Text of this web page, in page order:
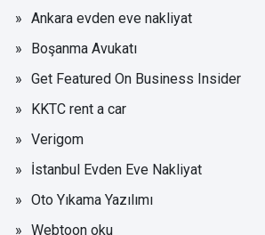
Ankara evden eve nakliyat
Boşanma Avukatı
Get Featured On Business Insider
KKTC rent a car
Verigom
İstanbul Evden Eve Nakliyat
Oto Yıkama Yazılımı
Webtoon oku